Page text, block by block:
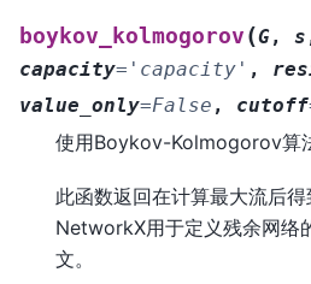
boykov_kolmogorov (G, s
capacity= 'capacity' ,
value_only=False , cutoff
使用Boykov-Kolmogorov算
此函数返回在计算最大流后
NetworkX用于定义残余网络
文。